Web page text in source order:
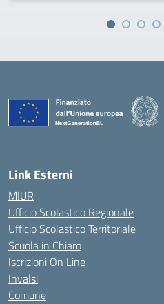
Link Esterni
MIUR
Ufficio Scolastico Regionale
Ufficio Scolastico Territoriale
Scuola in Chiaro
Iscrizioni On Line
Invalsi
Comune